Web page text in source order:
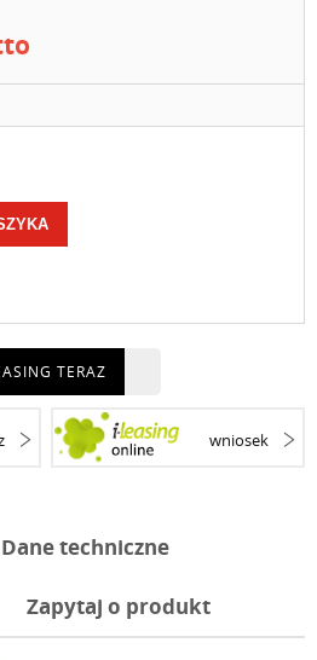
TERAZ
wniosek
Dane techniczne
Zapytaj o produkt